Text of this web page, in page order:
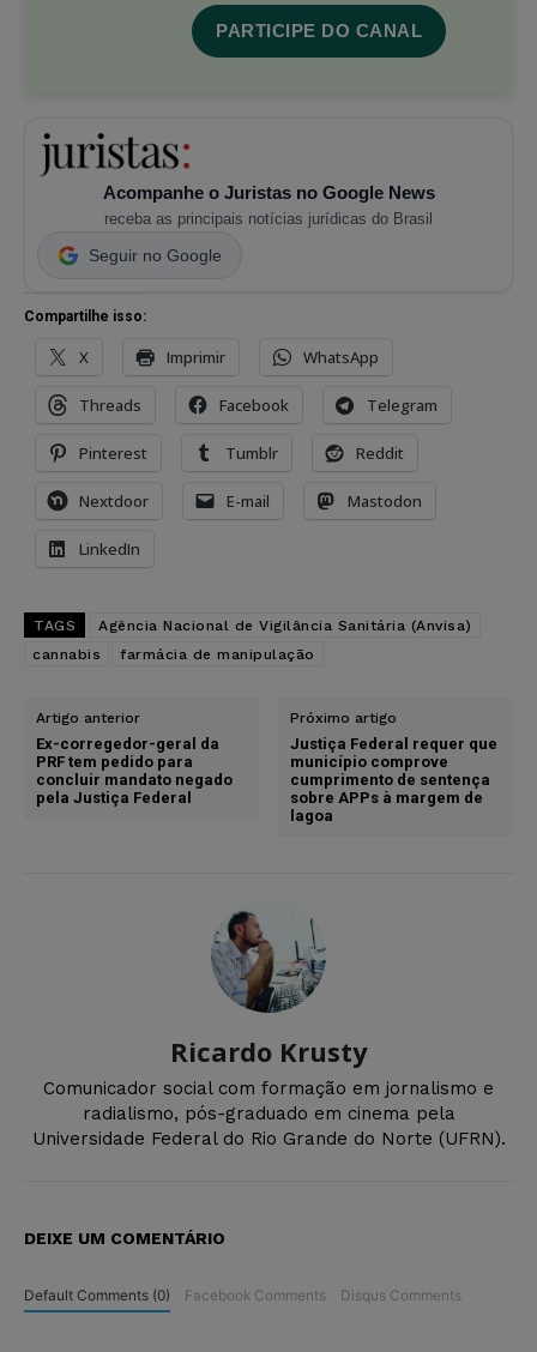
PARTICIPE DO CANAL
Acompanhe o Juristas no Google News
receba as principais notícias jurídicas do Brasil
Seguir no Google
Compartilhe isso:
X Imprimir WhatsApp
Threads Facebook Telegram
Pinterest Tumblr Reddit
Nextdoor E-mail Mastodon
LinkedIn
TAGS
Agência Nacional de Vigilância Sanitária (Anvisa)
cannabis
farmácia de manipulação
Artigo anterior
Ex-corregedor-geral da
PRF tem pedido para
concluir mandato negado
pela Justiça Federal
Próximo artigo
Justiça Federal requer que
município comprove
cumprimento de sentença
sobre APPs à margem de
lagoa
Ricardo Krusty
Comunicador social com formação em jornalismo e
radialismo, pós-graduado em cinema pela
Universidade Federal do Rio Grande do Norte (UFRN).
DEIXE UM COMENTÁRIO
Default Comments (0) Facebook Comments Disqus Comments